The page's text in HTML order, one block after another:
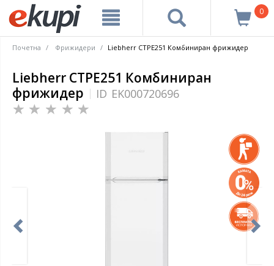
0
Почетна Фрижидери Liebherr CTPE251 Комбиниран фрижидер
Liebherr CTPE251 Комбиниран
фрижидер
ID EK000720696